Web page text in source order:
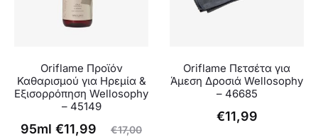
Oriflame Προϊόν
Καθαρισμού για Ηρεμία &
Εξισορρόπηση Wellosophy
– 45149
€17,00
Original
€11,99
Η
95ml
Oriflame Πετσέτα για
Άμεση Δροσιά Wellosophy
– 46685
€11,99